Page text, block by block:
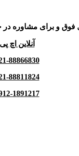
فوق و برای مشاوره
آنلاین اچ پی
88866830
88811824
1891217